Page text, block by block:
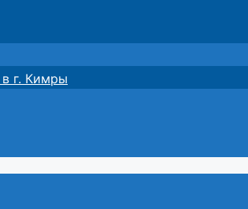
г. Кимры